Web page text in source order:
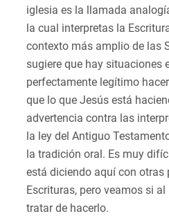
iglesia es la llamada
la cual interpretas la
contexto más amplio de las
sugiere que hay situaciones
perfectamente legítimo
que lo que Jesús está
advertencia contra las
la ley del Antiguo
la tradición oral. Es muy
está diciendo aquí con otras
Escrituras, pero veamos si
tratar de hacerlo.